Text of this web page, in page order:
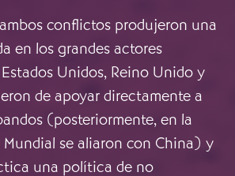
conflictos produjeron una
en los grandes actores
Unidos, Reino Unido y
de apoyar directamente a
(posteriormente, en la
Mundial se aliaron con China) y
una política de no